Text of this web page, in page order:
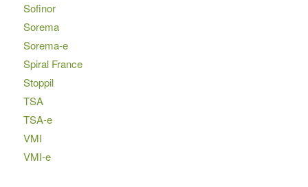
Sofinor
Sorema
Sorema-e
Spiral France
Stoppil
TSA
TSA-e
VMI
VMI-e